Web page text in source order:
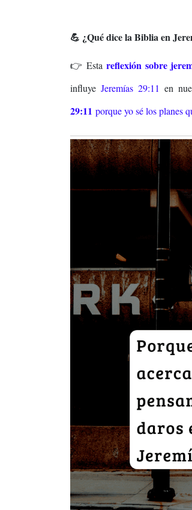
💪 ¿Qué dice la Biblia en
👉 Esta reflexión sobre
influye Jeremías 29:11 en
29:11 porque yo sé los planes